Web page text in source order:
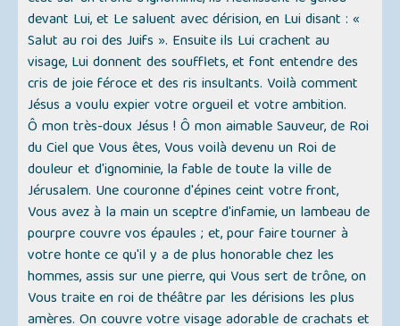
devant Lui, et Le saluent avec dérision, en Lui disant : «
Salut au roi des Juifs ». Ensuite ils Lui crachent au
visage, Lui donnent des soufflets, et font entendre des
cris de joie féroce et des ris insultants. Voilà comment
Jésus a voulu expier votre orgueil et votre ambition.
Ô mon très-doux Jésus ! Ô mon aimable Sauveur, de Roi
du Ciel que Vous êtes, Vous voilà devenu un Roi de
douleur et d'ignominie, la fable de toute la ville de
Jérusalem. Une couronne d'épines ceint votre front,
Vous avez à la main un sceptre d'infamie, un lambeau de
pourpre couvre vos épaules ; et, pour faire tourner à
votre honte ce qu'il y a de plus honorable chez les
hommes, assis sur une pierre, qui Vous sert de trône, on
Vous traite en roi de théâtre par les dérisions les plus